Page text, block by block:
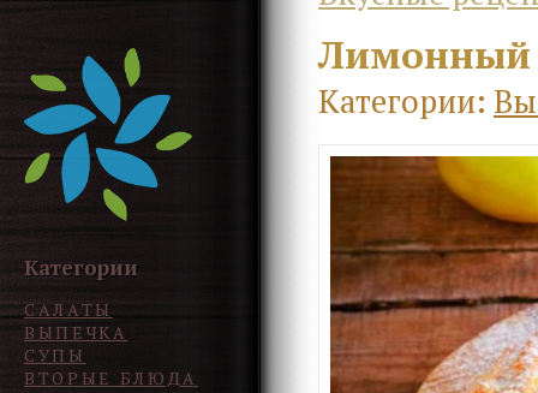
Категории
САЛАТЫ
ВЫПЕЧКА
СУПЫ
ВТОРЫЕ БЛЮДА
Лимонный
Категории: